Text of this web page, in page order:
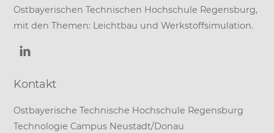
Ostbayerischen Technischen Hochschule Regensburg,
mit den Themen: Leichtbau und Werkstoffsimulation.
Kontakt
Ostbayerische Technische Hochschule Regensburg
Technologie Campus Neustadt/Donau